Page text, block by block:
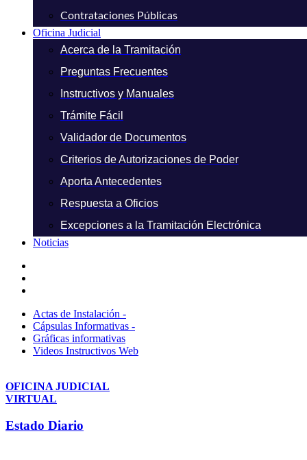
Contrataciones Públicas
Oficina Judicial
Acerca de la Tramitación
Preguntas Frecuentes
Instructivos y Manuales
Trámite Fácil
Validador de Documentos
Criterios de Autorizaciones de Poder
Aporta Antecedentes
Respuesta a Oficios
Excepciones a la Tramitación Electrónica
Noticias
Actas de Instalación -
Cápsulas Informativas -
Gráficas informativas
Videos Instructivos Web
OFICINA JUDICIAL
VIRTUAL
Estado Diario